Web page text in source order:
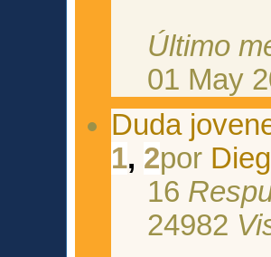
Último
01 May
Duda
1, 2por
16
24982